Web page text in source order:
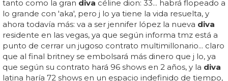
BRIT, ON THE FLOOR
Jennifer López actuará en Las Vegas cobrando